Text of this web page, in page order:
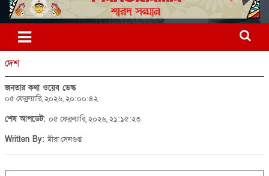
দেশ
জনতার কথা ওয়েব ডেস্ক
০৫ ফেব্রুয়ারি, ২০২৬, ২০:০০:৪২
শেষ আপডেট: ০৫ ফেব্রুয়ারি, ২০২৬, ২১:১৫:২৩
Written By:মীরা সেনগুপ্ত